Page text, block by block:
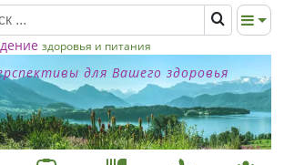
здоровья и питания
для Вашего здоровья